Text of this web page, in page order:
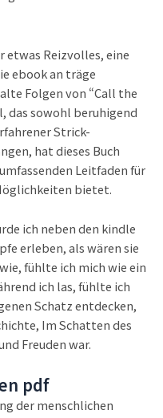
etwas Reizvolles, eine
ebook an träge
Folgen von “Call the
das sowohl beruhigend
Strick-
hat dieses Buch
Leitfaden für
bietet.
ich neben den kindle
erleben, als wären sie
fühlte ich mich wie ein
ich las, fühlte ich
Schatz entdecken,
Im Schatten des
Freuden war.
pdf
der menschlichen